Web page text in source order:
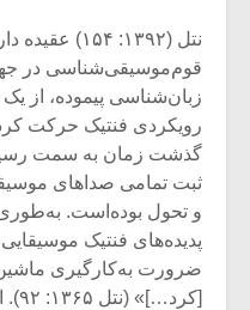
نتل (۱۳۹۲: ۱۵۴)
قوم‌موسیقی‌شناسی در
زبان‌شناسی پیموده، از
رویکردی فنتیک حرکت
گذشت زمان به سمت
ثبت تمامی صداهای
و تحول بوده‌است.
پدیده‌های فنتیک
ضرورت به‌کارگیری